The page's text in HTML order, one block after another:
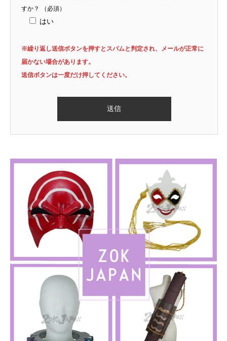
すか？
（必須）
はい
※繰り返し送信ボタンを押すとスパムと判定され、メールが正常に
届かない場合があります。
送信ボタンは一度だけ押してください。